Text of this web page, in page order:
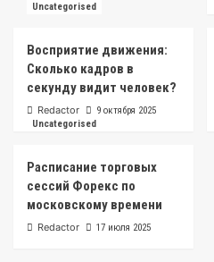
Uncategorised
Восприятие движения:
Сколько кадров в
секунду видит человек?
Redactor 9 октября 2025
Uncategorised
Расписание торговых
сессий Форекс по
московскому времени
Redactor 17 июля 2025